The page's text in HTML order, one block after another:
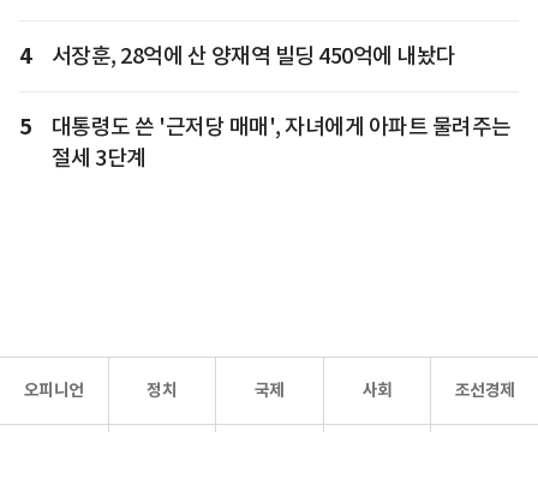
4 서장훈, 28억에 산 양재역 빌딩 450억에 내놨다
5
대통령도 쓴 '근저당 매매', 자녀에게 아파트 물려주는
절세 3단계
오피니언 정치 국제 사회 조선경제